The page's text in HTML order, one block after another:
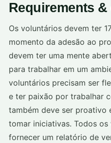
Requirements
Os voluntários devem ter
momento da adesão ao
devem ter uma mente
para trabalhar em um
voluntários precisam ser
e ter paixão por trabalhar
também deve ser proativo
tomar iniciativas. Todos
fornecer um relatório de